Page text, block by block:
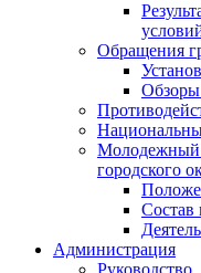
Обращения
Молодежный
городского
Состав
Администрация